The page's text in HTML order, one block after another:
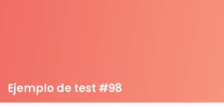
Ejemplo de test #98